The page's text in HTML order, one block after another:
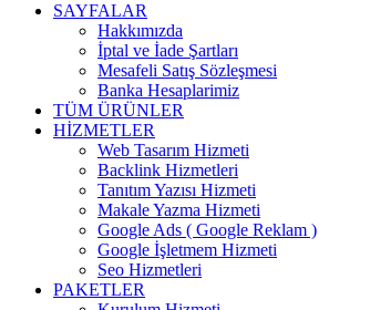
SAYFALAR
Hakkımızda
İptal ve İade Şartları
Mesafeli Satış Sözleşmesi
Banka Hesaplarimiz
TÜM ÜRÜNLER
HİZMETLER
Web Tasarım Hizmeti
Backlink Hizmetleri
Tanıtım Yazısı Hizmeti
Makale Yazma Hizmeti
Google Ads ( Google Reklam )
Google İşletmem Hizmeti
Seo Hizmetleri
PAKETLER